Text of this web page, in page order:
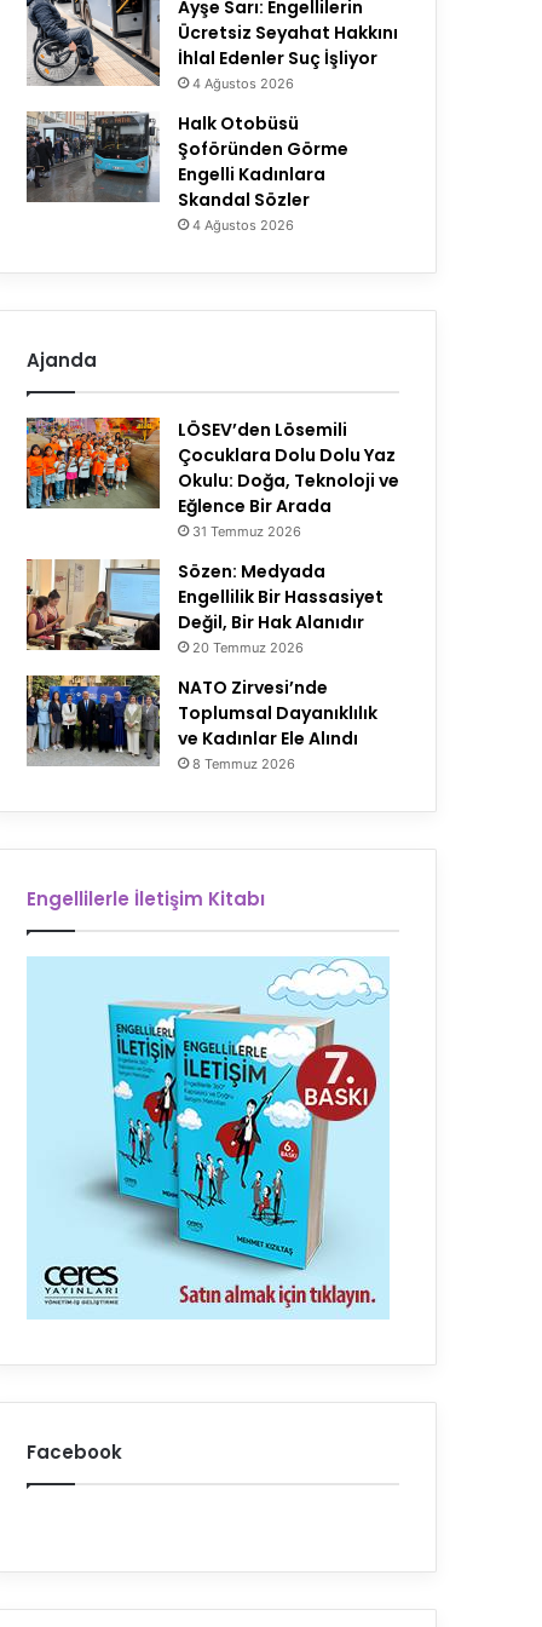
Ayşe Sarı: Engellilerin
Ücretsiz Seyahat Hakkını
İhlal Edenler Suç İşliyor
4 Ağustos 2026
Halk Otobüsü
Şoföründen Görme
Engelli Kadınlara
Skandal Sözler
4 Ağustos 2026
Ajanda
LÖSEV’den Lösemili
Çocuklara Dolu Dolu Yaz
Okulu: Doğa, Teknoloji ve
Eğlence Bir Arada
31 Temmuz 2026
Sözen: Medyada
Engellilik Bir Hassasiyet
Değil, Bir Hak Alanıdır
20 Temmuz 2026
NATO Zirvesi’nde
Toplumsal Dayanıklılık
ve Kadınlar Ele Alındı
8 Temmuz 2026
Engellilerle İletişim Kitabı
Facebook